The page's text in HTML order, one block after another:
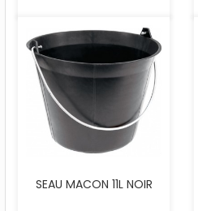
SEAU MACON 11L NOIR